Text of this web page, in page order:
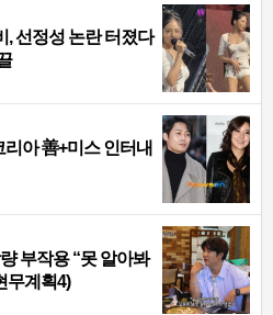
선정성 논란 터졌다
리아 善+미스 인터내
부작용 “못 알아봐
무계획4)